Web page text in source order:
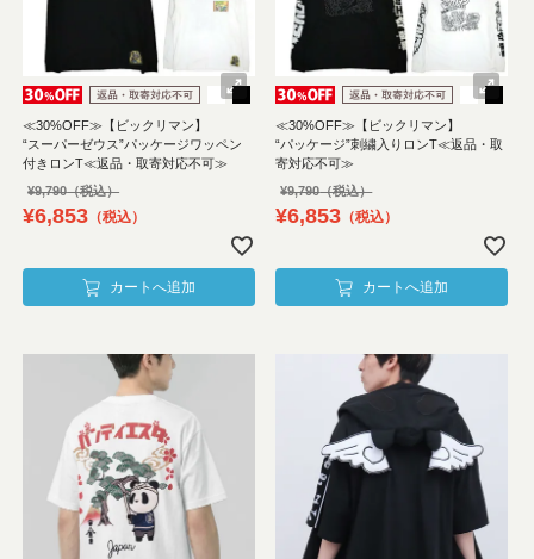
≪30%OFF≫【ビックリマン】
“スーパーゼウス”パッケージワッペン
付きロンT≪返品・取寄対応不可≫
¥9,790
¥6,853 税込
カートへ追加
≪30%OFF≫【ビックリマン】
“パッケージ”刺繍入りロンT≪返品・取
寄対応不可≫
¥9,790
¥6,853 税込
カートへ追加